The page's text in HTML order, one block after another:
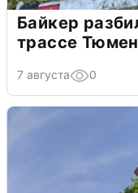
Байкер
трассе
7 августа 0